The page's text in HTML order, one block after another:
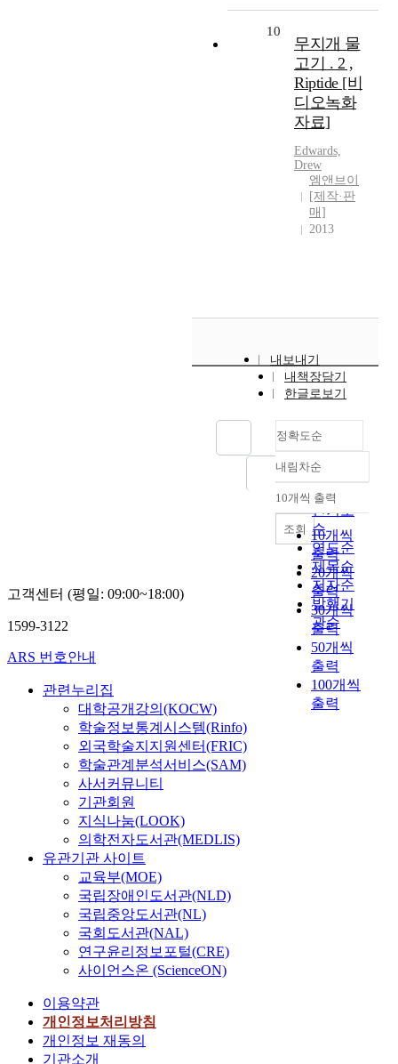
10
무지개 물
고기 . 2 ,
Riptide [비
디오녹화
자료]
Edwards,
Drew
엠앤브이
[제작·판
매]
2013
내보내기
내책장담기
한글로보기
정확도순
정확도
순
인기도
순
연도순
제목순
저자순
발행기
관순
내림차순
내림차순
10개씩 출력
10개씩
출력
20개씩
출력
30개씩
출력
50개씩
출력
100개씩
출력
조회
고객센터 (평일: 09:00~18:00)
1599-3122
ARS 번호안내
관련누리집
대학공개강의(KOCW)
학술정보통계시스템(Rinfo)
외국학술지지원센터(FRIC)
학술관계분석서비스(SAM)
사서커뮤니티
기관회원
지식나눔(LOOK)
의학전자도서관(MEDLIS)
유관기관 사이트
교육부(MOE)
국립장애인도서관(NLD)
국립중앙도서관(NL)
국회도서관(NAL)
연구윤리정보포털(CRE)
사이언스온 (ScienceON)
이용약관
개인정보처리방침
개인정보 재동의
기관소개